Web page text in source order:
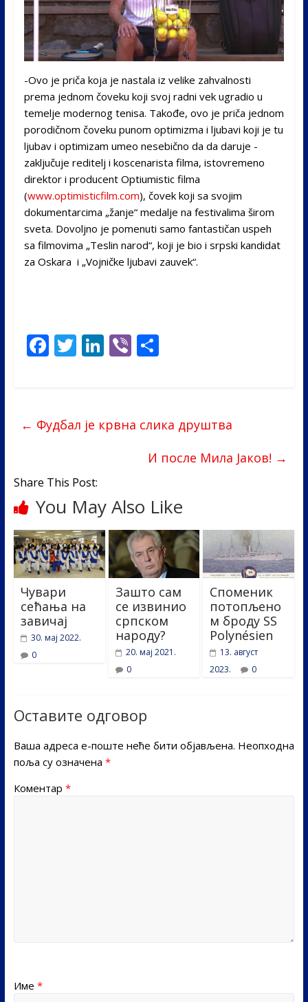
-Ovo je priča koja je nastala iz velike zahvalnosti
prema jednom čoveku koji svoj radni vek ugradio u
temelje modernog tenisa. Takođe, ovo je priča jednom
porodičnom čoveku punom optimizma i ljubavi koji je tu
ljubav i optimizam umeo nesebično da da daruje -
zaključuje reditelj i koscenarista filma, istovremeno
direktor i producent Optiumistic filma
(www.optimisticfilm.com), čovek koji sa svojim
dokumentarcima „žanje“ medalje na festivalima širom
sveta. Dovoljno je pomenuti samo fantastičan uspeh
sa filmovima „Teslin narod“, koji je bio i srpski kandidat
za Oskara i „Vojničke ljubavi zauvek“.
F
o
k
T Li
dI
Vi S
← Фудбал је крвна слика друштва
И после Мила Јаков! →
Share This Post:
You May Also Like
Чувари
сећања на
завичај
30. мај 2022.
0
Зашто сам
се извинио
српском
народу?
20. мај 2021.
0
Споменик
потопљено
м броду SS
Polynésien
13. август
2023.
0
Оставите одговор
Ваша адреса е-поште неће бити објављена. Неопходна
поља су означена *
Коментар *
Име *